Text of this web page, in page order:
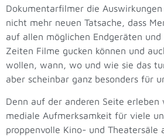
Dokumentarfilmer die
nicht mehr neuen Tatsache, dass
auf allen möglichen Endgeräten
Zeiten Filme gucken können und
wollen, wann, wo und wie sie das
aber scheinbar ganz besonders für
Denn auf der anderen Seite erleben
mediale Aufmerksamkeit für viele
proppenvolle Kino- und Theatersäle